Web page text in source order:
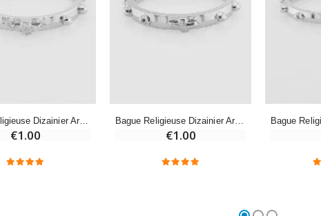
Bague Religieuse Dizainier Argentée - Taille 57
€1.00
Bague Religieuse Dizainier Argentée - Taille 51
€1.00